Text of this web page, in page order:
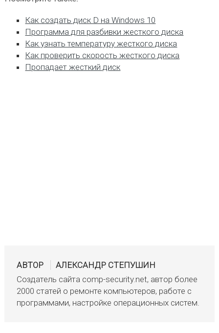
Как создать диск D на Windows 10
Программа для разбивки жесткого диска
Как узнать температуру жесткого диска
Как проверить скорость жесткого диска
Пропадает жесткий диск
АВТОР
АЛЕКСАНДР СТЕПУШИН
Создатель сайта comp-security.net, автор более
2000 статей о ремонте компьютеров, работе с
программами, настройке операционных систем.